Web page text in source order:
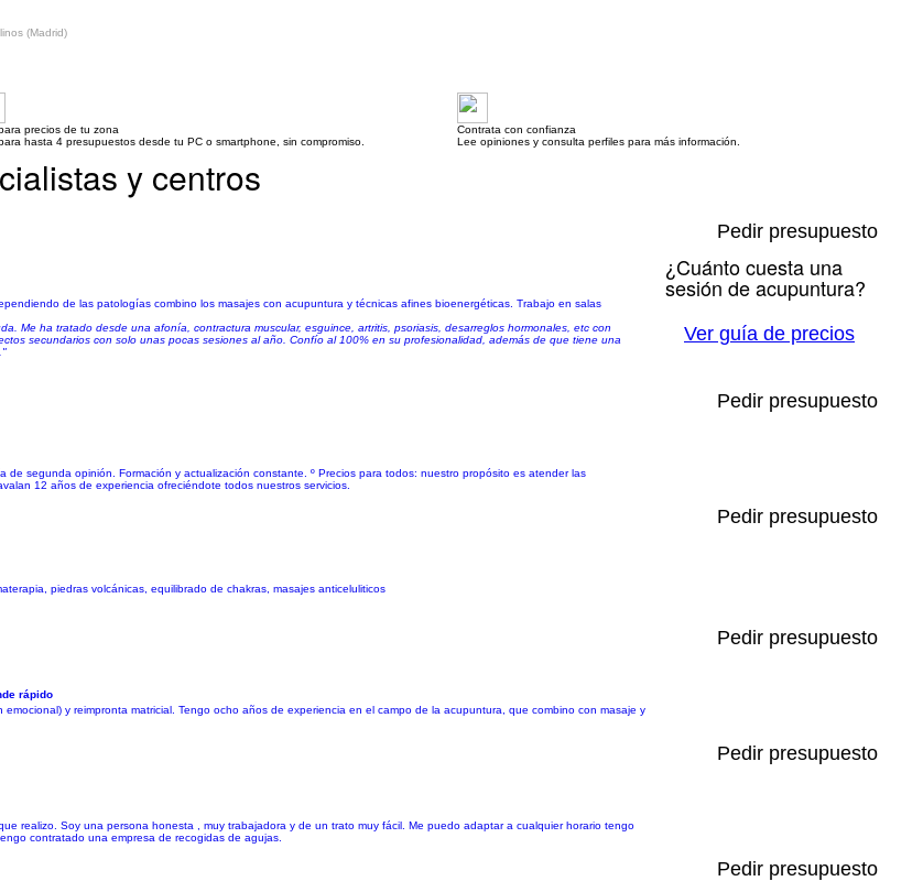
(Madrid)
precios de tu zona
hasta 4 presupuestos desde tu PC o smartphone, sin compromiso.
Contrata con confianza
Lee opiniones y consulta perfiles para más información.
y centros
de las patologías combino los masajes con acupuntura y técnicas afines bioenergéticas. Trabajo en salas
Me ha tratado desde una afonía, contractura muscular, esguince, artritis, psoriasis, desarreglos hormonales, etc con
secundarios con solo unas pocas sesiones al año. Confío al 100% en su profesionalidad, además de que tiene una
Pedir presupuesto
segunda opinión. Formación y actualización constante. º Precios para todos: nuestro propósito es atender las
12 años de experiencia ofreciéndote todos nuestros servicios.
Pedir presupuesto
piedras volcánicas, equilibrado de chakras, masajes anticeluliticos
Pedir presupuesto
rápido
y reimpronta matricial. Tengo ocho años de experiencia en el campo de la acupuntura, que combino con masaje y
Pedir presupuesto
realizo. Soy una persona honesta , muy trabajadora y de un trato muy fácil. Me puedo adaptar a cualquier horario tengo
contratado una empresa de recogidas de agujas.
Pedir presupuesto
Pedir presupuesto
¿Cuánto cuesta una
sesión de acupuntura?
Ver guía de precios